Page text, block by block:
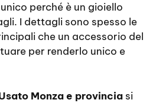
perché è un gioiello
I dettagli sono spesso le
che un accessorio del
per renderlo unico e
Monza e provincia si